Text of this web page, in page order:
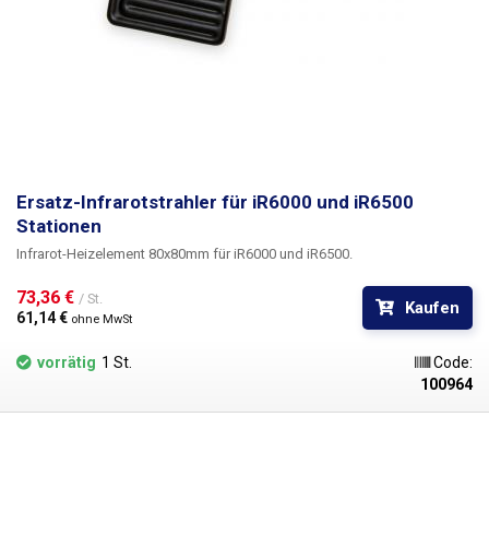
Ersatz-Infrarotstrahler für iR6000 und iR6500
Stationen
Infrarot-Heizelement 80x80mm für iR6000 und iR6500.
73,36 € / St.
61,14 € ohne MwSt
Kaufen
vorrätig 1 St.
Code:
100964